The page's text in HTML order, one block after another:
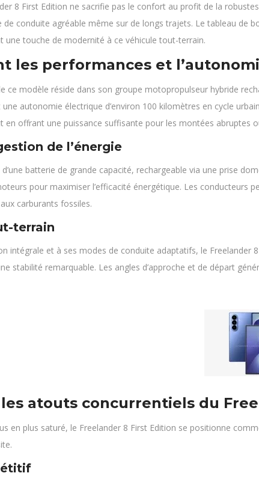
8 First Edition ne sacrifie pas le confort au profit de la
de conduite agréable même sur de longs trajets. Le tableau de
une touche de modernité à ce véhicule tout-terrain.
les performances et
ce modèle réside dans son groupe motopropulseur hybride
autonomie électrique d’environ 100 kilomètres en cycle
en offrant une puissance suffisante pour les montées abruptes
de l’énergie
d’une batterie de grande capacité, rechargeable via une prise
pour maximiser l’efficacité énergétique. Les
carburants fossiles.
terrain
intégrale et à ses modes de conduite adaptatifs, le Freelander
stabilité remarquable. Les angles d’approche et de départ
atouts concurrentiels du
en plus saturé, le Freelander 8 First Edition se positionne